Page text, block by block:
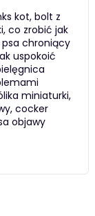
kot, bolt z
co zrobić jak
chroniący
uspokoić
miniaturki,
cocker
objawy